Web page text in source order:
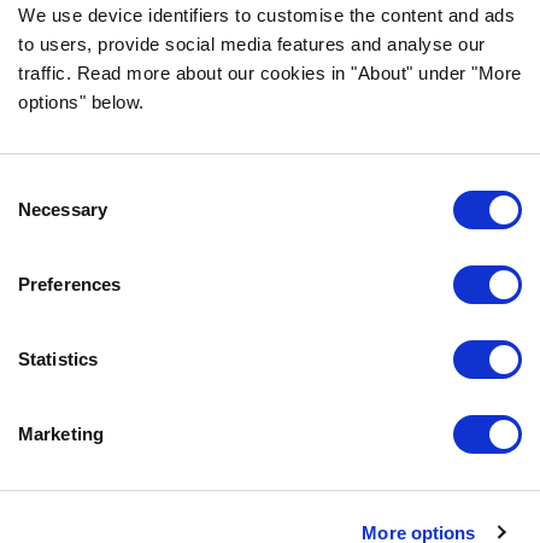
We use device identifiers to customise the content and ads
to users, provide social media features and analyse our
traffic. Read more about our cookies in "About" under "More
options" below.
Selection
Necessary
Preferences
Statistics
Marketing
More options
INFORMACJA
GWARANCJA SMAKU
info.pl@bozita.se